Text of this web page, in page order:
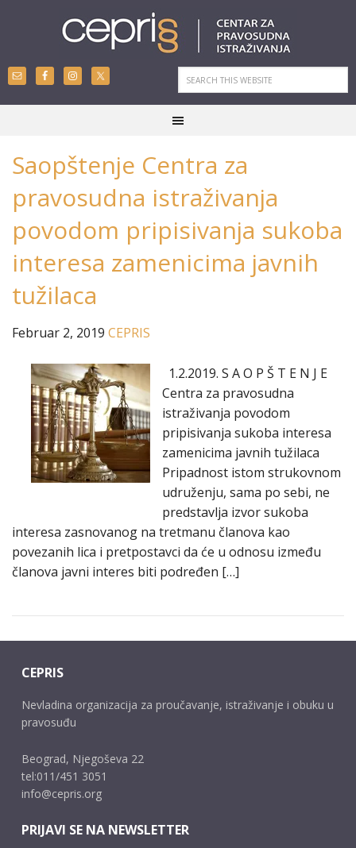
Saopštenje Centra za
pravosudna istraživanja
povodom pripisivanja sukoba
interesa zamenicima javnih
tužilaca
Februar 2, 2019 CEPRIS
1.2.2019. S A O P Š T E N J E
Centra za pravosudna
istraživanja povodom
pripisivanja sukoba interesa
zamenicima javnih tužilaca
Pripadnost istom strukovnom
udruženju, sama po sebi, ne
predstavlja izvor sukoba
interesa zasnovanog na tretmanu članova kao
povezanih lica i pretpostavci da će u odnosu između
članova javni interes biti podređen […]
CEPRIS
Nevladina organizacija za proučavanje, istraživanje i obuku u
pravosuđu
Beograd, Njegoševa 22
tel:011/451 3051
info@cepris.org
PRIJAVI SE NA NEWSLETTER